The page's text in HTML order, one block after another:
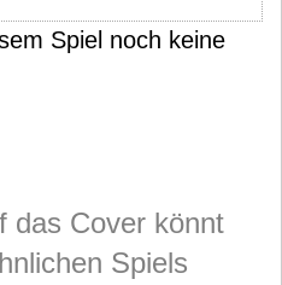
Spiel noch keine
das Cover könnt
Spiels